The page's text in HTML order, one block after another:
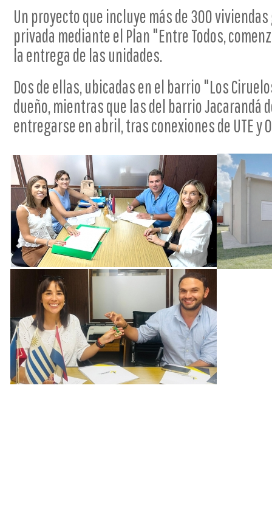
Un proyecto que incluye más de 300
privada mediante el Plan "Entre Todos,
la entrega de las unidades.
Dos de ellas, ubicadas en el barrio "Los
dueño, mientras que las del barrio Jacarandá
entregarse en abril, tras conexiones de UTE y